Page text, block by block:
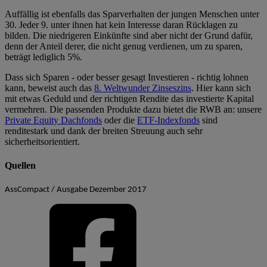
Auffällig ist ebenfalls das Sparverhalten der jungen Menschen unter
30. Jeder 9. unter ihnen hat kein Interesse daran Rücklagen zu
bilden. Die niedrigeren Einkünfte sind aber nicht der Grund dafür,
denn der Anteil derer, die nicht genug verdienen, um zu sparen,
beträgt lediglich 5%.
Dass sich Sparen - oder besser gesagt Investieren - richtig lohnen
kann, beweist auch das 8. Weltwunder Zinseszins. Hier kann sich
mit etwas Geduld und der richtigen Rendite das investierte Kapital
vermehren. Die passenden Produkte dazu bietet die RWB an: unsere
Private Equity Dachfonds oder die ETF-Indexfonds sind
renditestark und dank der breiten Streuung auch sehr
sicherheitsorientiert.
Quellen
AssCompact / Ausgabe Dezember 2017